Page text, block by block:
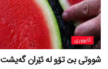
ئابووری
شووتی بێ تۆو لە ئێران گەیشت